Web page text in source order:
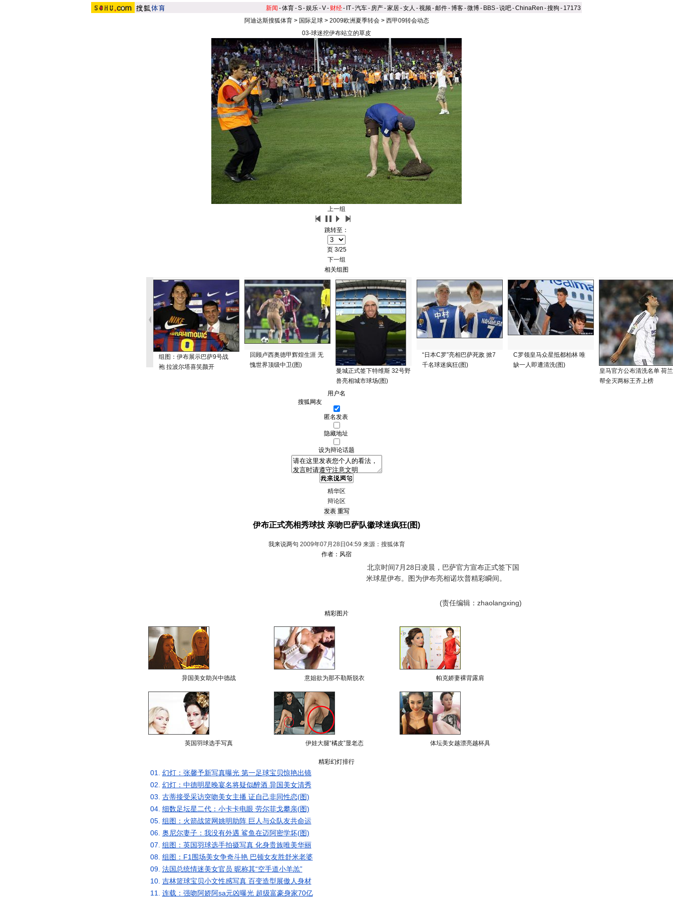
新闻 -体育-S-娱乐-V- 财经- IT-汽车- 房产-家居-女人 -视频-邮件-博客-微博- BBS-说吧-ChinaRen -搜狗 - 17173
阿迪达斯搜狐体育> 国际足球> 2009欧洲夏季转会> 西甲09转会动态
03-球迷挖伊布站立的草皮
上一组
跳转至：
页 3/25
下一组
相关组图
组图：伊布展示巴萨9号战
袍 拉波尔塔喜笑颜开
回顾卢西奥德甲辉煌生涯 无
愧世界顶级中卫(图)
曼城正式签下特维斯 32号野
兽亮相城市球场(图)
“日本C罗”亮相巴萨死敌 掀7
千名球迷疯狂(图)
C罗领皇马众星抵都柏林 唯
缺一人即遭清洗(图)
皇马官方公布清洗名单 荷兰
帮全灭两标王齐上榜
用户名
匿名发表
隐藏地址
设为辩论话题
精华区
辩论区
伊布正式亮相秀球技 亲吻巴萨队徽球迷疯狂(图)
我来说两句 2009年07月28日04:59 来源：搜狐体育
作者：风宿
北京时间7月28日凌晨，巴萨官方宣布正式签下国
米球星伊布。图为伊布亮相诺坎普精彩瞬间。
(责任编辑：zhaolangxing)
精彩图片
异国美女助兴中德战 意姐欲为那不勒斯脱衣 帕克娇妻裸背露肩
英国羽球选手写真 伊娃大腿“橘皮”显老态 体坛美女越漂亮越杯具
精彩幻灯排行
01. 幻灯：张馨予新写真曝光 第一足球宝贝惊艳出镜
02. 幻灯：中德明星晚宴名将疑似醉酒 异国美女清秀
03. 古蒂接受采访突吻美女主播 证自己非同性恋(图)
04. 细数足坛星二代：小卡卡电眼 劳尔菲戈攀亲(图)
05. 组图：火箭战篮网姚明助阵 巨人与众队友共命运
06. 奥尼尔妻子：我没有外遇 鲨鱼在迈阿密学坏(图)
07. 组图：英国羽球选手拍摄写真 化身贵族唯美华丽
08. 组图：F1围场美女争奇斗艳 巴顿女友胜舒米老婆
09. 法国总统情迷美女官员 昵称其“空手道小羊羔”
10. 吉林篮球宝贝小文性感写真 百变造型展傲人身材
11. 连载：强吻阿娇阿sa元凶曝光 超级富豪身家70亿